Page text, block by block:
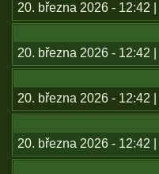
20. března 2026 - 12:42 |
20. března 2026 - 12:42 |
20. března 2026 - 12:42 |
20. března 2026 - 12:42 |